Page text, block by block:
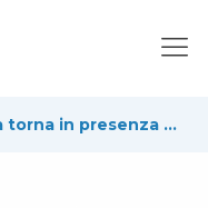
riparte dalla "Sagra del Canestrello" di Vaie